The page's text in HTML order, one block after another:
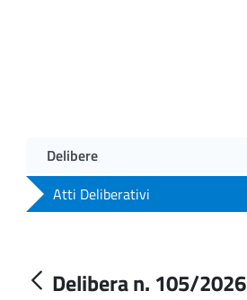
Delibere
Atti Deliberativi
Delibera n. 105/2026